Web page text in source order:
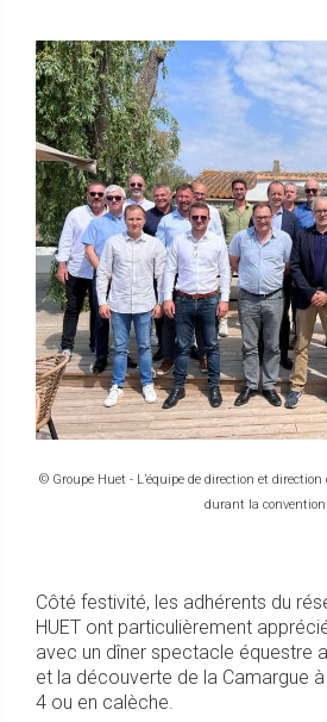
© Groupe Huet - L’équipe de direction et
durant la convention
Côté festivité, les adhérents du
HUET ont particulièrement
avec un dîner spectacle équestre
et la découverte de la Camargue à
4 ou en calèche.